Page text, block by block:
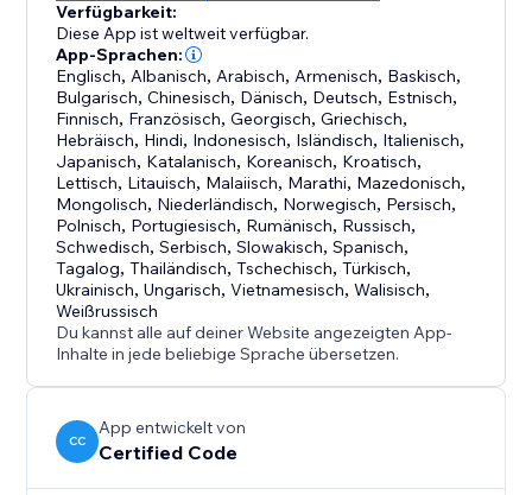
Verfügbarkeit:
Diese App ist weltweit verfügbar.
App-Sprachen:
Englisch, Albanisch, Arabisch, Armenisch, Baskisch,
Bulgarisch,Chinesisch, Dänisch, Deutsch, Estnisch,
Finnisch, Französisch,Georgisch,Griechisch,
Hebräisch, Hindi, Indonesisch, Isländisch, Italienisch,
Japanisch, Katalanisch, Koreanisch, Kroatisch,
Lettisch, Litauisch, Malaiisch, Marathi, Mazedonisch,
Mongolisch, Niederländisch, Norwegisch, Persisch,
Polnisch, Portugiesisch, Rumänisch, Russisch,
Schwedisch,Serbisch,Slowakisch,Spanisch,
Tagalog,Thailändisch,Tschechisch,Türkisch,
Ukrainisch,Ungarisch,Vietnamesisch,Walisisch,
Weißrussisch
Du kannst alle auf deiner Website angezeigten App-
Inhalte in jede beliebige Sprache übersetzen.
CC
App entwickelt von
Certified Code